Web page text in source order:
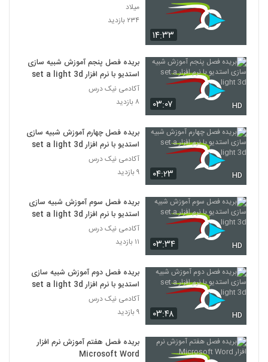
۱۴:۳۳
میلاد
۲۳۴ بازدید
۰۳:۰۷ HD
بریده فصل پنجم آموزش شبیه سازی
استدیو با نرم افزار set a light 3d
آکادمی نیک درس
۸ بازدید
۰۴:۲۳ HD
بریده فصل چهارم آموزش شبیه سازی
استدیو با نرم افزار set a light 3d
آکادمی نیک درس
۹ بازدید
۰۳:۳۴ HD
بریده فصل سوم آموزش شبیه سازی
استدیو با نرم افزار set a light 3d
آکادمی نیک درس
۱۱ بازدید
۰۳:۴۸ HD
بریده فصل دوم آموزش شبیه سازی
استدیو با نرم افزار set a light 3d
آکادمی نیک درس
۹ بازدید
بریده فصل هفتم آموزش نرم افزار
Microsoft Word